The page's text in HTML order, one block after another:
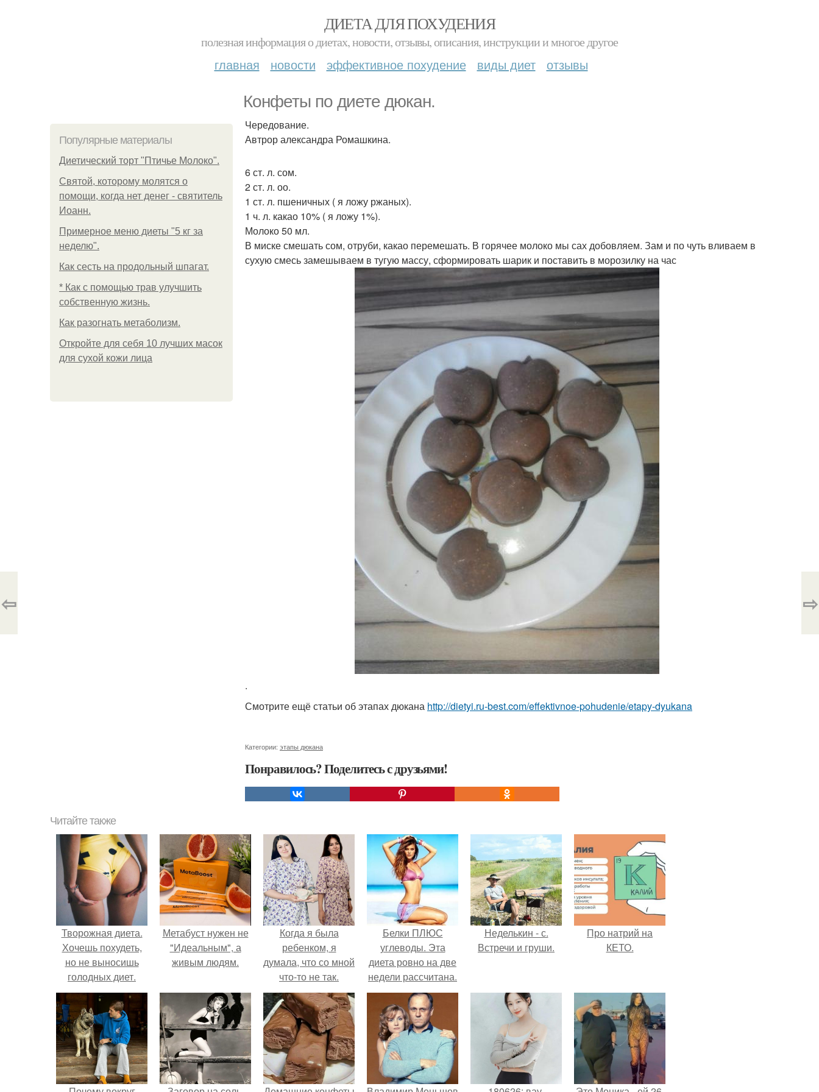
ДИЕТА ДЛЯ ПОХУДЕНИЯ
полезная информация о диетах, новости, отзывы, описания, инструкции и многое другое
главная новости эффективное похудение виды диет отзывы
Конфеты по диете дюкан.
Популярные материалы
Диетический торт "Птичье Молоко".
Святой, которому молятся о
помощи, когда нет денег - святитель
Иоанн.
Примерное меню диеты "5 кг за
неделю".
Как сесть на продольный шпагат.
* Как с помощью трав улучшить
собственную жизнь.
Как разогнать метаболизм.
Откройте для себя 10 лучших масок
для сухой кожи лица
Чередование.
Автрор александра Ромашкина.
6 ст. л. сом.
2 ст. л. оо.
1 ст. л. пшеничных ( я ложу ржаных).
1 ч. л. какао 10% ( я ложу 1%).
Молоко 50 мл.
В миске смешать сом, отруби, какао перемешать. В горячее молоко мы сах добовляем. Зам и по чуть вливаем в
сухую смесь замешываем в тугую массу, сформировать шарик и поставить в морозилку на час
.
Смотрите ещё статьи об этапах дюкана http://dietyi.ru-best.com/effektivnoe-pohudenie/etapy-dyukana
Категории: этапы дюкана
Понравилось? Поделитесь с друзьями!
⇦ ⇨
Читайте также
Творожная диета.
Хочешь похудеть,
но не выносишь
голодных диет.
Метабуст нужен не
"Идеальным", а
живым людям.
Когда я была
ребенком, я
думала, что со мной
что-то не так.
Белки ПЛЮС
углеводы. Эта
диета ровно на две
недели рассчитана.
Неделькин - с.
Встречи и груши.
Про натрий на
КЕТО.